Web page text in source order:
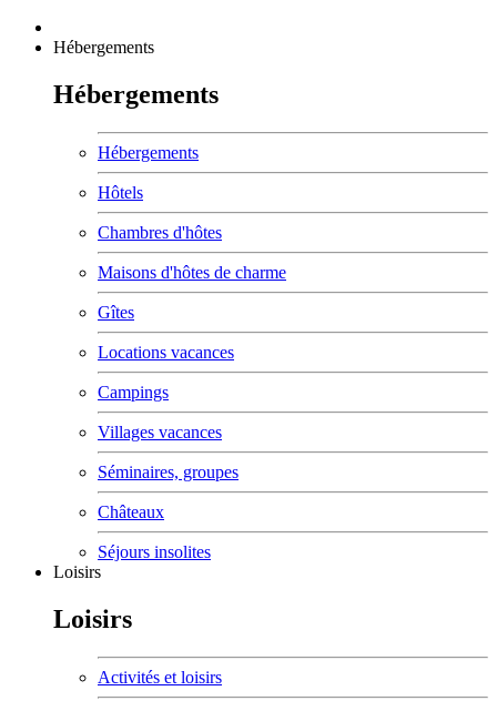
Hébergements
Hébergements
Hébergements
Hôtels
Chambres d'hôtes
Maisons d'hôtes de charme
Gîtes
Locations vacances
Campings
Villages vacances
Séminaires, groupes
Châteaux
Séjours insolites
Loisirs
Loisirs
Activités et loisirs